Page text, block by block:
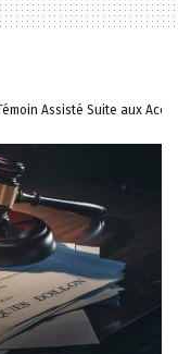
Assisté Suite aux